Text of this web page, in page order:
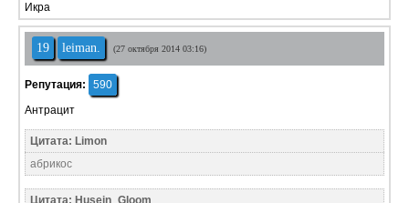
Икра
19 leiman. (27 октября 2014 03:16)
Репутация:
590
Антрацит
Цитата: Limon
абрикос
Цитата: Husein_Gloom